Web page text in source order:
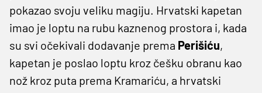
pokazao svoju veliku magiju. Hrvatski kapetan
imao je loptu na rubu kaznenog prostora i, kada
su svi očekivali dodavanje prema Perišiću,
kapetan je poslao loptu kroz češku obranu kao
nož kroz puta prema Kramariću, a hrvatski